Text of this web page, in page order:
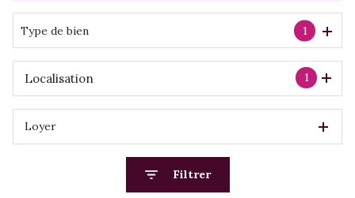
De l'immo pro
Type de bien 1
1
Localisation
Loyer
Filtrer